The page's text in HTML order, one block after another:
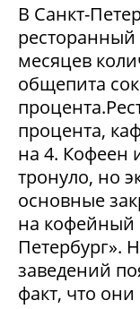
В Санкт-
ресторанный
месяцев
общепита
процента,
на 4. Кофеен
тронуло, но
основные
на кофейный
Петербург».
заведений
факт, что они